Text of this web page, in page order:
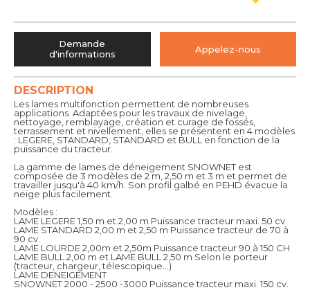
DESCRIPTION
Les lames multifonction permettent de nombreuses
applications. Adaptées pour les travaux de nivelage,
nettoyage, remblayage, création et curage de fossés,
terrassement et nivellement, elles se présentent en 4 modèles
: LEGERE, STANDARD, STANDARD et BULL en fonction de la
puissance du tracteur.
La gamme de lames de déneigement SNOWNET est
composée de 3 modèles de 2 m, 2,50 m et 3 m et permet de
travailler jusqu'à 40 km/h. Son profil galbé en PEHD évacue la
neige plus facilement.
Modèles :
LAME LEGERE 1,50 m et 2,00 m Puissance tracteur maxi. 50 cv.
LAME STANDARD 2,00 m et 2,50 m Puissance tracteur de 70 à
90 cv.
LAME LOURDE 2,00m et 2,50m Puissance tracteur 90 à 150 CH
LAME BULL 2,00 m et LAME BULL 2,50 m Selon le porteur
(tracteur, chargeur, télescopique...)
LAME DENEIGEMENT
SNOWNET 2000 - 2500 -3000 Puissance tracteur maxi. 150 cv.
Demande
d'informations
Appelez-nous